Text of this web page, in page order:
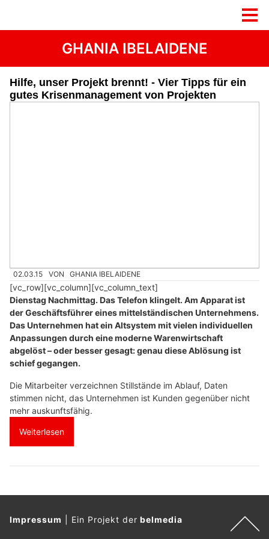
GHANIA IBELAIDENE
Hilfe, unser Projekt brennt! - Vier Tipps für ein
gutes Krisenmanagement von Projekten
02.03.15 VON GHANIA IBELAIDENE
[vc_row][vc_column][vc_column_text]
Dienstag Nachmittag. Das Telefon klingelt. Am Apparat ist
der Geschäftsführer eines mittelständischen Unternehmens.
Das Unternehmen hat ein Altsystem mit vielen individuellen
Anpassungen durch eine moderne Warenwirtschaft
abgelöst – oder besser gesagt: genau diese Ablösung ist
schief gegangen.
Die Mitarbeiter verzeichnen Stillstände im Ablauf, Daten
stimmen nicht, das Unternehmen ist Kunden gegenüber nicht
mehr auskunftsfähig.
Weiterlesen
Impressum Ein Projekt derbelmedia